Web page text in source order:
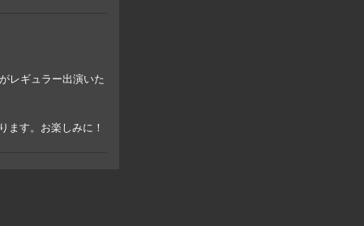
レギュラー出演いた
す。お楽しみに！